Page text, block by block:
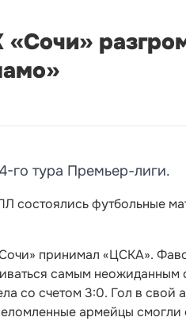
го тура Премьер-лиги.
состоялись футбольные
принимал «ЦСКА».
самым
со счетом 3:0. Гол в свой
армейцы смогли